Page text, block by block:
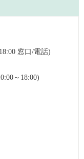
窓口/電話)
～18:00)